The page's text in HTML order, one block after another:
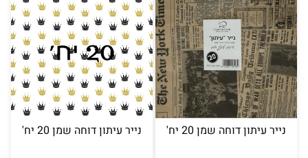
נייר עיתון דוחה שמן 20 יח' נייר עיתון דוחה שמן 20 יח'